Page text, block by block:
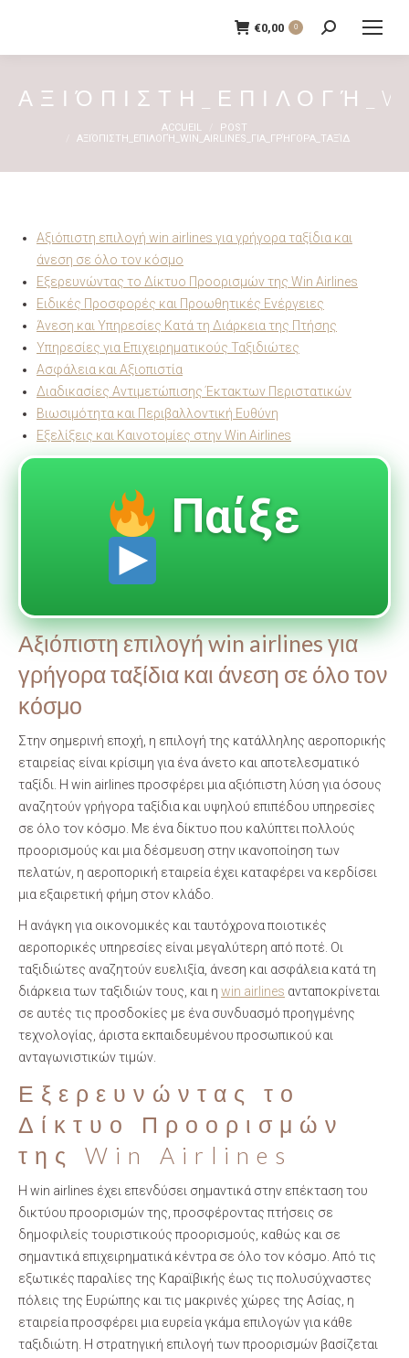
€0,00 0
Recherche
:
ACCUEIL
POST
ΑΞΙΌΠΙΣΤΗ_ΕΠΙΛΟΓΉ_WIN_AIRLINES_ΓΙΑ_ΓΡΉΓΟΡΑ_ΤΑΞΊΔ
Αξιόπιστη επιλογή win airlines για γρήγορα ταξίδια και
άνεση σε όλο τον κόσμο
Εξερευνώντας το Δίκτυο Προορισμών της Win Airlines
Ειδικές Προσφορές και Προωθητικές Ενέργειες
Άνεση και Υπηρεσίες Κατά τη Διάρκεια της Πτήσης
Υπηρεσίες για Επιχειρηματικούς Ταξιδιώτες
Ασφάλεια και Αξιοπιστία
Διαδικασίες Αντιμετώπισης Έκτακτων Περιστατικών
Βιωσιμότητα και Περιβαλλοντική Ευθύνη
Εξελίξεις και Καινοτομίες στην Win Airlines
Παίξε
Αξιόπιστη επιλογή win airlines για
γρήγορα ταξίδια και άνεση σε όλο τον
κόσμο
Στην σημερινή εποχή, η επιλογή της κατάλληλης αεροπορικής
εταιρείας είναι κρίσιμη για ένα άνετο και αποτελεσματικό
ταξίδι. Η win airlines προσφέρει μια αξιόπιστη λύση για όσους
αναζητούν γρήγορα ταξίδια και υψηλού επιπέδου υπηρεσίες
σε όλο τον κόσμο. Με ένα δίκτυο που καλύπτει πολλούς
προορισμούς και μια δέσμευση στην ικανοποίηση των
πελατών, η αεροπορική εταιρεία έχει καταφέρει να κερδίσει
μια εξαιρετική φήμη στον κλάδο.
Η ανάγκη για οικονομικές και ταυτόχρονα ποιοτικές
αεροπορικές υπηρεσίες είναι μεγαλύτερη από ποτέ. Οι
ταξιδιώτες αναζητούν ευελιξία, άνεση και ασφάλεια κατά τη
διάρκεια των ταξιδιών τους, και η win airlines ανταποκρίνεται
σε αυτές τις προσδοκίες με ένα συνδυασμό προηγμένης
τεχνολογίας, άριστα εκπαιδευμένου προσωπικού και
ανταγωνιστικών τιμών.
Εξερευνώντας το
Δίκτυο Προορισμών
της Win Airlines
Η win airlines έχει επενδύσει σημαντικά στην επέκταση του
δικτύου προορισμών της, προσφέροντας πτήσεις σε
δημοφιλείς τουριστικούς προορισμούς, καθώς και σε
σημαντικά επιχειρηματικά κέντρα σε όλο τον κόσμο. Από τις
εξωτικές παραλίες της Καραϊβικής έως τις πολυσύχναστες
πόλεις της Ευρώπης και τις μακρινές χώρες της Ασίας, η
εταιρεία προσφέρει μια ευρεία γκάμα επιλογών για κάθε
ταξιδιώτη. Η στρατηγική επιλογή των προορισμών βασίζεται